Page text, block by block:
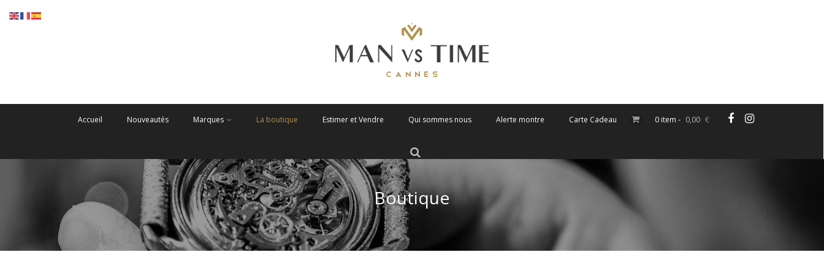
Accueil Nouveautés Marques La boutique Estimer et Vendre Qui sommes nous Alerte montre Carte Cadeau 0 item - 0,00 €
Boutique